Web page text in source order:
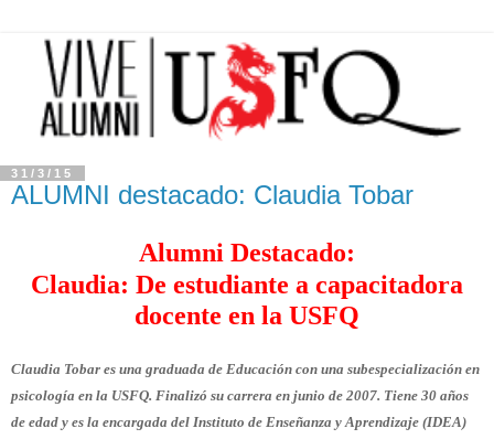
31/3/15
ALUMNI destacado: Claudia Tobar
Alumni Destacado:
Claudia: De estudiante a capacitadora
docente en la USFQ
Claudia Tobar es una graduada de Educación con una subespecialización en
psicología en la USFQ. Finalizó su carrera en junio de 2007. Tiene 30 años
de edad y es la encargada del Instituto de Enseñanza y Aprendizaje (IDEA)